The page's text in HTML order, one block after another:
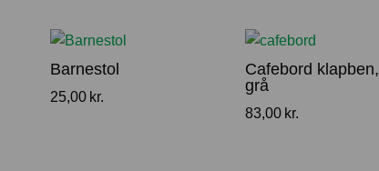
Barnestol
25,00 kr.
Cafebord klapben,
grå
83,00 kr.